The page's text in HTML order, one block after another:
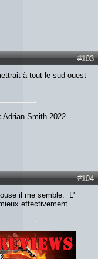
#103
à tout le sud ouest
Smith 2022
#104
il me semble. L'
effectivement.